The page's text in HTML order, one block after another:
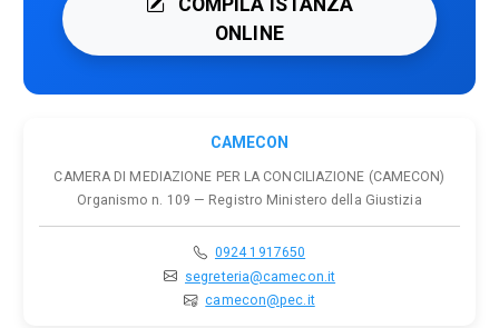
ONLINE
CAMECON
CAMERA DI MEDIAZIONE PER LA CONCILIAZIONE (CAMECON)
Organismo n. 109 — Registro Ministero della Giustizia
0924 1917650
segreteria@camecon.it
camecon@pec.it